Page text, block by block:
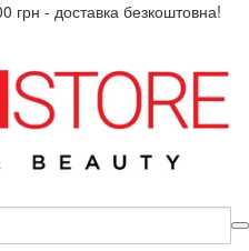
грн - доставка безкоштовна!